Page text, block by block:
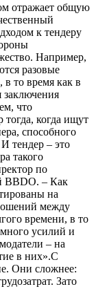
отражает общую
к тендеру
Например,
разовые
то время как в
заключения
что
тогда, когда ищут
способного
тендер – это
такого
по
BBDO. – Как
на
между
времени, в то
усилий и
– на
в них».С
Они сложнее:
Зато